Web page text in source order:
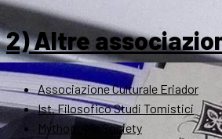
2) Altre
Associazione Culturale Eriador
Ist. Filosofico Studi Tomistici
Mythopoeic Society